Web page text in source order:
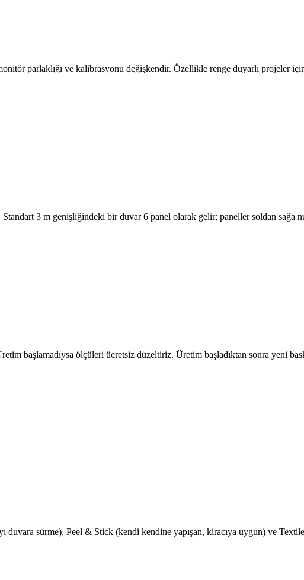
parlaklığı ve kalibrasyonu değişkendir. Özellikle renge duyarlı projeler
3 m genişliğindeki bir duvar 6 panel olarak gelir; paneller soldan sağa
başlamadıysa ölçüleri ücretsiz düzeltiriz. Üretim başladıktan sonra yeni
duvara sürme), Peel & Stick (kendi kendine yapışan, kiracıya uygun) ve